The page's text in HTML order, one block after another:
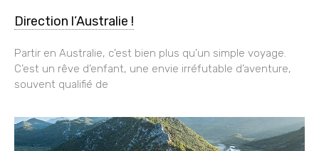
Direction l’Australie !
Partir en Australie, c’est bien plus qu’un simple voyage.
C’est un rêve d’enfant, une envie irréfutable d’aventure,
souvent qualifié de